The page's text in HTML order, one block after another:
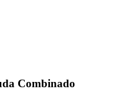
Combinado